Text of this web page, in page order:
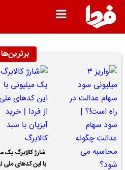
برترین‌ها
شارژ کالابرگ یک
با این کدهای ملی